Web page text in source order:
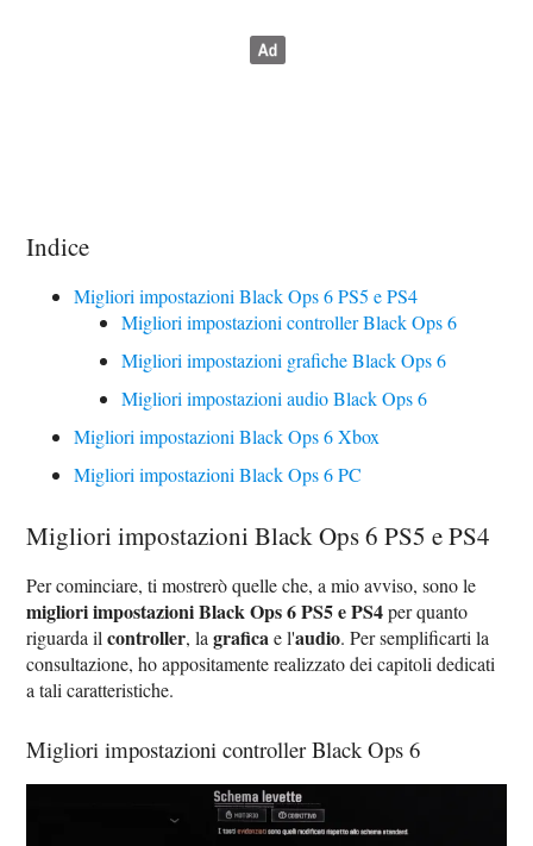
Indice
Migliori impostazioni Black Ops 6 PS5 e PS4
Migliori impostazioni controller Black Ops 6
Migliori impostazioni grafiche Black Ops 6
Migliori impostazioni audio Black Ops 6
Migliori impostazioni Black Ops 6 Xbox
Migliori impostazioni Black Ops 6 PC
Migliori impostazioni Black Ops 6 PS5 e PS4
Per cominciare, ti mostrerò quelle che, a mio avviso, sono le
migliori impostazioni Black Ops 6 PS5 e PS4per quanto
riguarda ilcontroller, lagraficae l'audio. Per semplificarti la
consultazione, ho appositamente realizzato dei capitoli dedicati
a tali caratteristiche.
Migliori impostazioni controller Black Ops 6